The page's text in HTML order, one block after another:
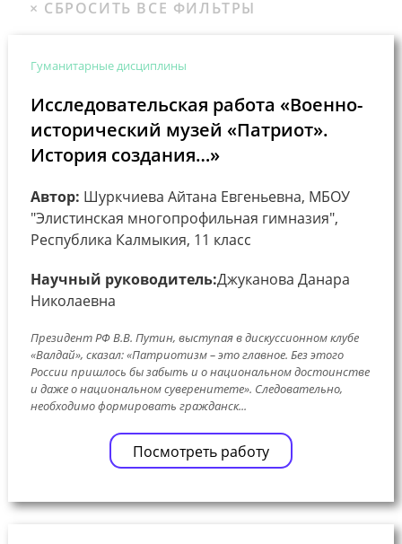
Гуманитарные дисциплины
Исследовательская работа «Военно-
исторический музей «Патриот».
История создания…»
Автор: Шуркчиева Айтана Евгеньевна, МБОУ
"Элистинская многопрофильная гимназия",
Республика Калмыкия, 11 класс
Научный руководитель:Джуканова Данара
Николаевна
Президент РФ В.В. Путин, выступая в дискуссионном клубе
«Валдай», сказал: «Патриотизм – это главное. Без этого
России пришлось бы забыть и о национальном достоинстве
и даже о национальном суверенитете». Следовательно,
необходимо формировать гражданск...
Посмотреть работу